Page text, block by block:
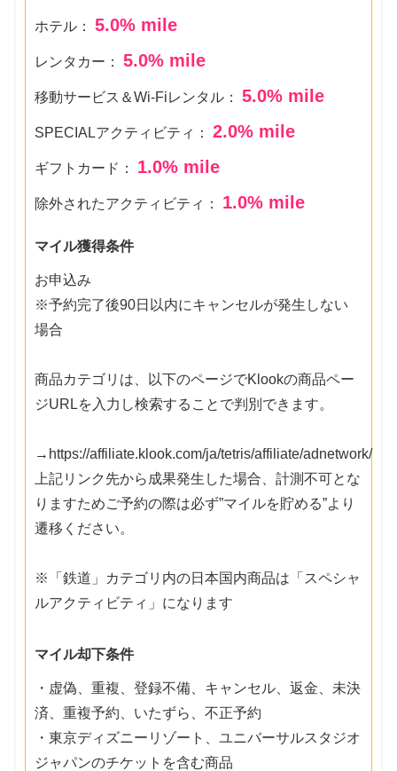
ホテル：5.0% mile
レンタカー：5.0% mile
移動サービス＆Wi-Fiレンタル：5.0% mile
SPECIALアクティビティ：2.0% mile
ギフトカード： 1.0% mile
除外されたアクティビティ： 1.0% mile
マイル獲得条件
お申込み
※予約完了後90日以内にキャンセルが発生しない
場合
商品カテゴリは、以下のページでKlookの商品ペー
ジURLを入力し検索することで判別できます。
→https://affiliate.klook.com/ja/tetris/affiliate/adnetwork/
上記リンク先から成果発生した場合、計測不可とな
りますためご予約の際は必ず”マイルを貯める”より
遷移ください。
※「鉄道」カテゴリ内の日本国内商品は「スペシャ
ルアクティビティ」になります
マイル却下条件
・虚偽、重複、登録不備、キャンセル、返金、未決
済、重複予約、いたずら、不正予約
・東京ディズニーリゾート、ユニバーサルスタジオ
ジャパンのチケットを含む商品